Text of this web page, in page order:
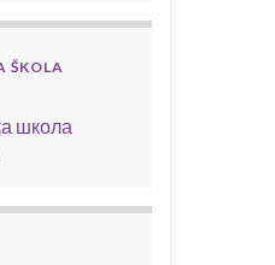
ŠKOLA